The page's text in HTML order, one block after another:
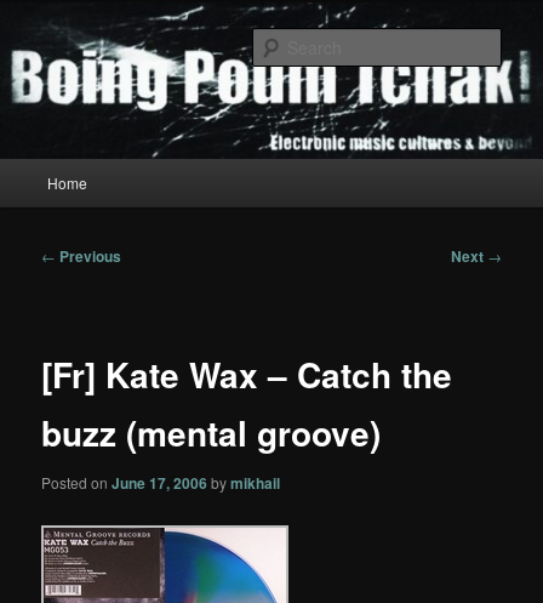
primary
contentBoing Poum Tchak!
Home
Post
← Previous Next →
[Fr] Kate Wax – Catch the
buzz (mental groove)
Posted onJune 17, 2006 bymikhail